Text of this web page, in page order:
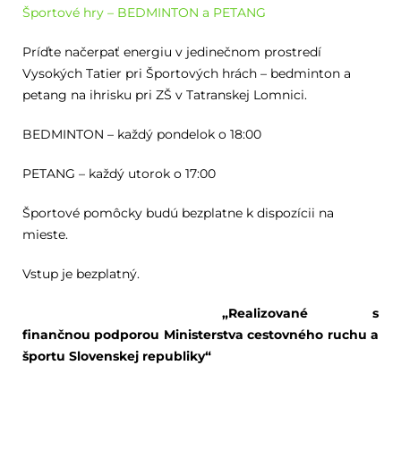
Športové hry – BEDMINTON a PETANG
Príďte načerpať energiu v jedinečnom prostredí
Vysokých Tatier pri Športových hrách – bedminton a
petang na ihrisku pri ZŠ v Tatranskej Lomnici.
BEDMINTON – každý pondelok o 18:00
PETANG – každý utorok o 17:00
Športové pomôcky budú bezplatne k dispozícii na
mieste.
Vstup je bezplatný.
„Realizované s
finančnou podporou Ministerstva cestovného ruchu a
športu Slovenskej republiky“